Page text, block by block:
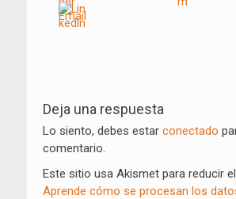
de
entradas
Deja una respuesta
Lo siento, debes estar conectado
comentario.
Este sitio usa Akismet para reducir
Aprende cómo se procesan los